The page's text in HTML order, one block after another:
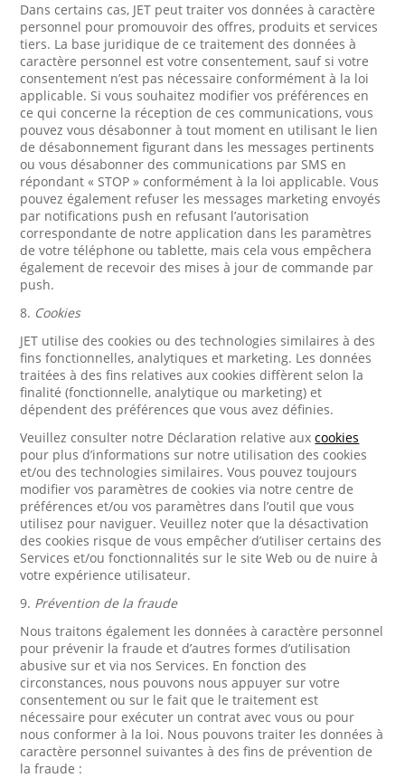
Dans certains cas, JET peut traiter vos données à caractère
personnel pour promouvoir des offres, produits et services
tiers. La base juridique de ce traitement des données à
caractère personnel est votre consentement, sauf si votre
consentement n’est pas nécessaire conformément à la loi
applicable. Si vous souhaitez modifier vos préférences en
ce qui concerne la réception de ces communications, vous
pouvez vous désabonner à tout moment en utilisant le lien
de désabonnement figurant dans les messages pertinents
ou vous désabonner des communications par SMS en
répondant « STOP » conformément à la loi applicable. Vous
pouvez également refuser les messages marketing envoyés
par notifications push en refusant l’autorisation
correspondante de notre application dans les paramètres
de votre téléphone ou tablette, mais cela vous empêchera
également de recevoir des mises à jour de commande par
push.
8. Cookies
JET utilise des cookies ou des technologies similaires à des
fins fonctionnelles, analytiques et marketing. Les données
traitées à des fins relatives aux cookies diffèrent selon la
finalité (fonctionnelle, analytique ou marketing) et
dépendent des préférences que vous avez définies.
Veuillez consulter notre Déclaration relative auxcookies
pour plus d’informations sur notre utilisation des cookies
et/ou des technologies similaires. Vous pouvez toujours
modifier vos paramètres de cookies via notre centre de
préférences et/ou vos paramètres dans l’outil que vous
utilisez pour naviguer. Veuillez noter que la désactivation
des cookies risque de vous empêcher d’utiliser certains des
Services et/ou fonctionnalités sur le site Web ou de nuire à
votre expérience utilisateur.
9. Prévention de la fraude
Nous traitons également les données à caractère personnel
pour prévenir la fraude et d’autres formes d’utilisation
abusive sur et via nos Services. En fonction des
circonstances, nous pouvons nous appuyer sur votre
consentement ou sur le fait que le traitement est
nécessaire pour exécuter un contrat avec vous ou pour
nous conformer à la loi. Nous pouvons traiter les données à
caractère personnel suivantes à des fins de prévention de
la fraude :